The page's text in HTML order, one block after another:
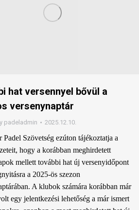
hat versennyel bővül a
versenynaptár
padeladmin 2025.12.10.
Padel Szövetség ezúton tájékoztatja a
hogy a korábban meghirdetett
mellett további hat új versenyidőpont
a 2025-ös szezon
A klubok számára korábban már
egy jelentkezési lehetőség a már ismert